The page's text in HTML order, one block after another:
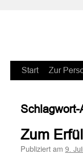
Zum
springen
Start Zur
Zum
Publiziert am 9.